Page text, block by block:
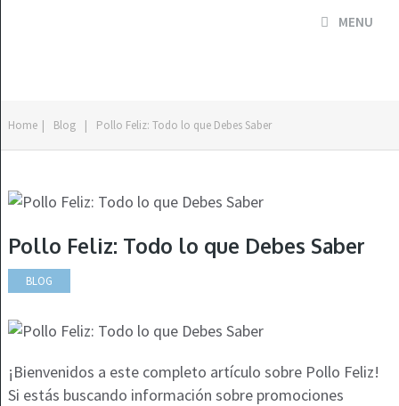
MENU
Home | Blog | Pollo Feliz: Todo lo que Debes Saber
Pollo Feliz: Todo lo que Debes Saber
BLOG
¡Bienvenidos a este completo artículo sobre Pollo Feliz!
Si estás buscando información sobre promociones